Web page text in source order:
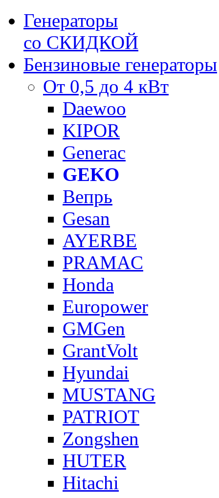
Генераторы
со СКИДКОЙ
Бензиновые генераторы
От 0,5 до 4 кВт
Daewoo
KIPOR
Generac
GEKO
Вепрь
Gesan
AYERBE
PRAMAC
Honda
Europower
GMGen
GrantVolt
Hyundai
MUSTANG
PATRIOT
Zongshen
HUTER
Hitachi